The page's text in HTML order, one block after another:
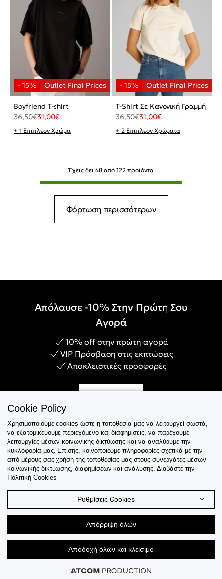
Boyfriend T-shirt
36,50€31,00€
+ 1 Επιπλέον Χρώμα
T-Shirt Σε Κανονική Γραμμή
36,50€31,00€
+ 2 Επιπλέον Χρώματα
Έχεις δει 48από 122 προϊόντα
Φόρτωση περισσότερων
Απόλαυσε -10% Στην Πρώτη Σου
Αγορά
10% off στην πρώτη αγορά
VIP Πρόσβαση στις εκπτώσεις
Αποκλειστικές προσφορές
Εξυπηρέτηση
Collections
Cookie Policy
Χρησιμοποιούμε cookies ώστε η τοποθεσία μας να λειτουργεί σωστά,
να εξατομικεύουμε περιεχόμενο και διαφημίσεις, να παρέχουμε
λειτουργίες μέσων κοινωνικής δικτύωσης και να αναλύουμε την
κυκλοφορία μας. Επίσης, κοινοποιούμε πληροφορίες σχετικά με την
από μέρους σας χρήση της τοποθεσίας μας στους συνεργάτες μέσων
κοινωνικής δικτύωσης, διαφημίσεων και ανάλυσης. Διαβάστε την
Πολιτική Cookies
Ρυθμίσεις Cookies
Απόρριψη όλων
Αποδοχή όλων και κλείσιμο